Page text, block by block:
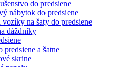
do predsiene
nábytok do predsiene
vozíky na šaty do predsiene
dáždníky
predsiene a šatne
skrine